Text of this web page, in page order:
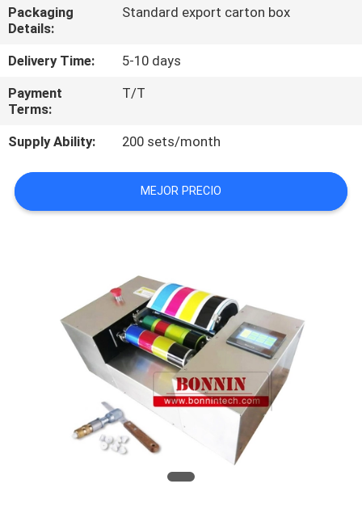
CONTROL
CALIDAD
ÉNTRENOS
EN
CONTACTO
Packaging
Details:
Standard export carton box
Delivery Time:
5-10 days
Payment
Terms:
T/T
Supply Ability: 200 sets/month
MEJOR PRECIO